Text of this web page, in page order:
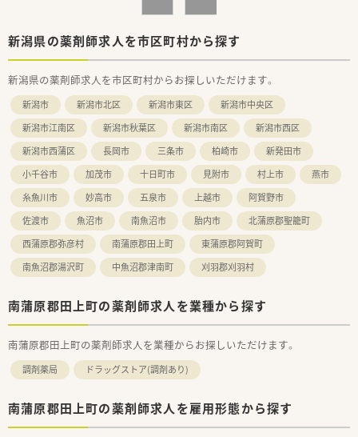
新潟県の薬剤師求人を市区町村から探す
新潟県の薬剤師求人を市区町村からお探しいただけます。
新潟市 新潟市北区 新潟市東区
新潟市中央区
新潟市江南区
新潟市秋葉区 新潟市南区
新潟市西区
新潟市西蒲区
長岡市 三条市 柏崎市
新発田市
小千谷市
加茂市 十日町市 見附市 村上市
燕市
糸魚川市
妙高市 五泉市 上越市
阿賀野市
佐渡市
魚沼市 南魚沼市 胎内市
北蒲原郡聖籠町
西蒲原郡弥彦村
南蒲原郡田上町
東蒲原郡阿賀町
南魚沼郡湯沢町
中魚沼郡津南町 刈羽郡刈羽村
南蒲原郡田上町の薬剤師求人を業種から探す
南蒲原郡田上町の薬剤師求人を業種からお探しいただけます。
調剤薬局 ドラッグストア(調剤あり)
南蒲原郡田上町の薬剤師求人を雇用形態から探す